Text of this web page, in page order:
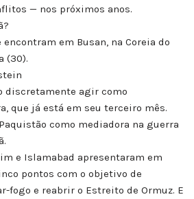
— nos próximos anos.
em Busan, na Coreia do
(30).
discretamente agir como
que já está em seu terceiro mês.
como mediadora na guerra
e Islamabad apresentaram em
pontos com o objetivo de
fogo e reabrir o Estreito de Ormuz. E